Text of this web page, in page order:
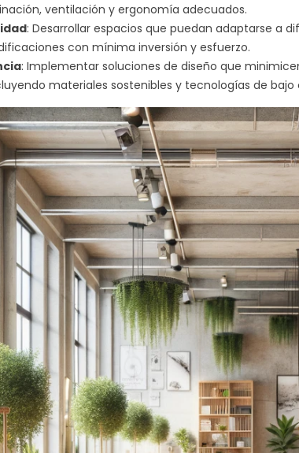
ventilación y ergonomía adecuados.
: Desarrollar espacios que puedan adaptarse a
con mínima inversión y esfuerzo.
: Implementar soluciones de diseño que
materiales sostenibles y tecnologías de bajo